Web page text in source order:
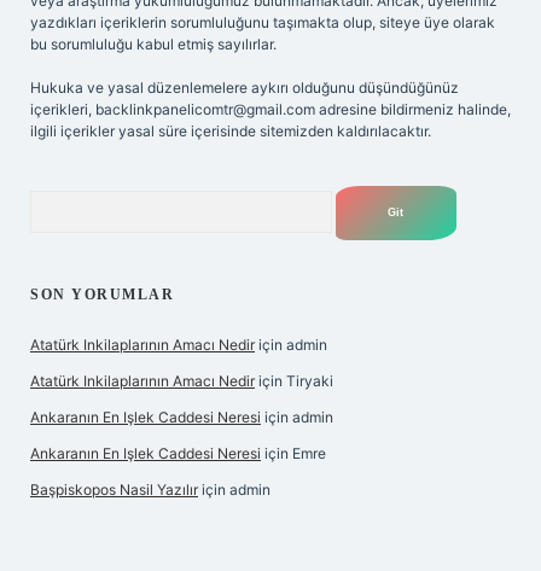
yazdıkları içeriklerin sorumluluğunu taşımakta olup, siteye üye olarak
bu sorumluluğu kabul etmiş sayılırlar.
Hukuka ve yasal düzenlemelere aykırı olduğunu düşündüğünüz
içerikleri, backlinkpanelicomtr@gmail.com adresine bildirmeniz halinde,
ilgili içerikler yasal süre içerisinde sitemizden kaldırılacaktır.
SON YORUMLAR
Atatürk Inkilaplarının Amacı Nedir için admin
Atatürk Inkilaplarının Amacı Nedir için Tiryaki
Ankaranın En Işlek Caddesi Neresi için admin
Ankaranın En Işlek Caddesi Neresi için Emre
Başpiskopos Nasil Yazılır için admin